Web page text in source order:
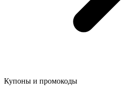
Купоны и промокоды